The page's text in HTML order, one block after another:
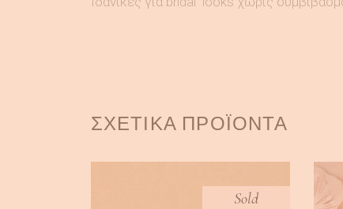
ΣΧΕΤΙΚΆ ΠΡΟΪΌΝΤΑ
Sold